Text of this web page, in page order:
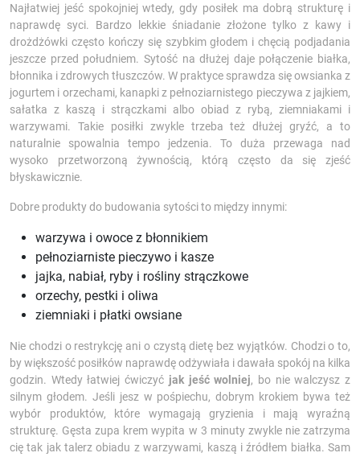
Najłatwiej jeść spokojniej wtedy, gdy posiłek ma dobrą strukturę i
naprawdę syci. Bardzo lekkie śniadanie złożone tylko z kawy i
drożdżówki często kończy się szybkim głodem i chęcią podjadania
jeszcze przed południem. Sytość na dłużej daje połączenie białka,
błonnika i zdrowych tłuszczów. W praktyce sprawdza się owsianka z
jogurtem i orzechami, kanapki z pełnoziarnistego pieczywa z jajkiem,
sałatka z kaszą i strączkami albo obiad z rybą, ziemniakami i
warzywami. Takie posiłki zwykle trzeba też dłużej gryźć, a to
naturalnie spowalnia tempo jedzenia. To duża przewaga nad
wysoko przetworzoną żywnością, którą często da się zjeść
błyskawicznie.
Dobre produkty do budowania sytości to między innymi:
warzywa i owoce z błonnikiem
pełnoziarniste pieczywo i kasze
jajka, nabiał, ryby i rośliny strączkowe
orzechy, pestki i oliwa
ziemniaki i płatki owsiane
Nie chodzi o restrykcję ani o czystą dietę bez wyjątków. Chodzi o to,
by większość posiłków naprawdę odżywiała i dawała spokój na kilka
godzin. Wtedy łatwiej ćwiczyć jak jeść wolniej, bo nie walczysz z
silnym głodem. Jeśli jesz w pośpiechu, dobrym krokiem bywa też
wybór produktów, które wymagają gryzienia i mają wyraźną
strukturę. Gęsta zupa krem wypita w 3 minuty zwykle nie zatrzyma
cię tak jak talerz obiadu z warzywami, kaszą i źródłem białka. Sam